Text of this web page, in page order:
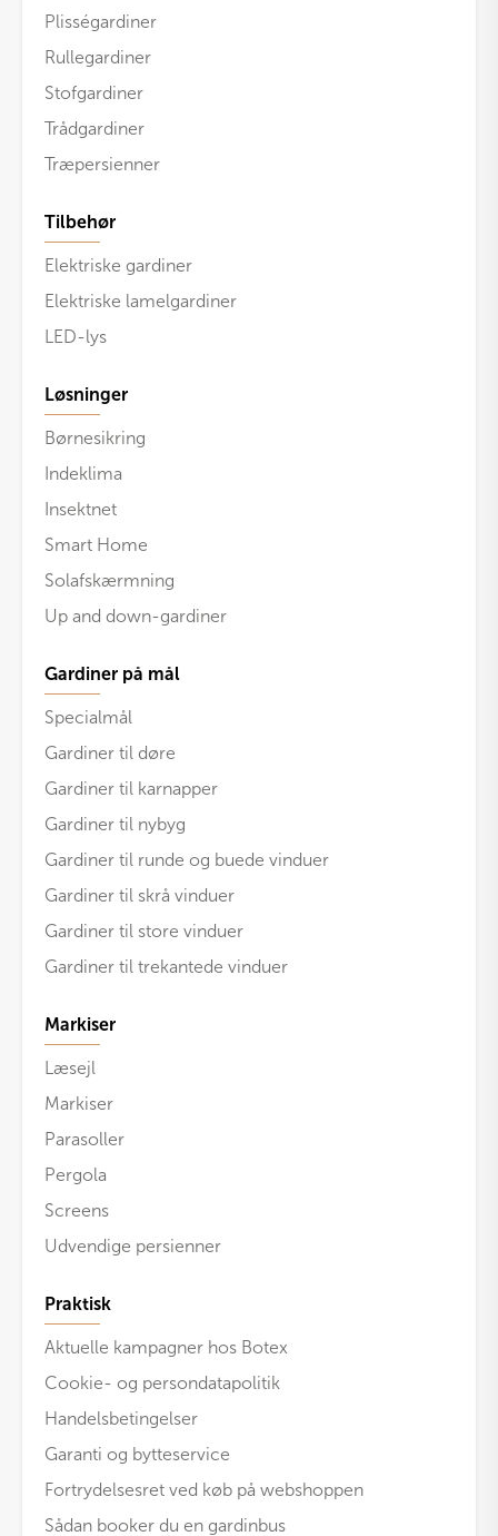
Plisségardiner
Rullegardiner
Stofgardiner
Trådgardiner
Træpersienner
Tilbehør
Elektriske gardiner
Elektriske lamelgardiner
LED-lys
Løsninger
Børnesikring
Indeklima
Insektnet
Smart Home
Solafskærmning
Up and down-gardiner
Gardiner på mål
Specialmål
Gardiner til døre
Gardiner til karnapper
Gardiner til nybyg
Gardiner til runde og buede vinduer
Gardiner til skrå vinduer
Gardiner til store vinduer
Gardiner til trekantede vinduer
Markiser
Læsejl
Markiser
Parasoller
Pergola
Screens
Udvendige persienner
Praktisk
Aktuelle kampagner hos Botex
Cookie- og persondatapolitik
Handelsbetingelser
Garanti og bytteservice
Fortrydelsesret ved køb på webshoppen
Sådan booker du en gardinbus